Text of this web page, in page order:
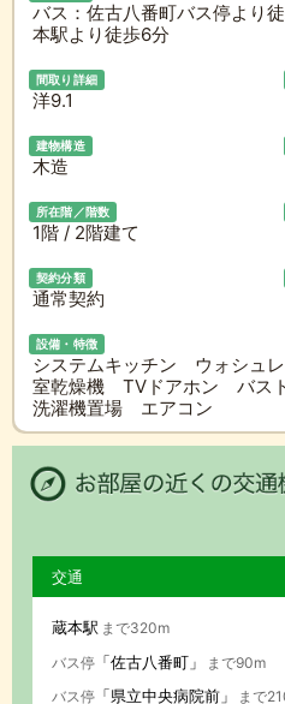
バス：佐古八番町バス停より
本駅より徒歩6分
間取り詳細
洋9.1
建物構造
木造
所在階／階数
1階 / 2階建て
契約分類
通常契約
設備・特徴
システムキッチン ウォシュ
室乾燥機 TVドアホン バス
洗濯機置場 エアコン
交通
蔵本駅 まで320m
バス停「佐古八番町」
まで90m
バス停「県立中央病院前」 まで